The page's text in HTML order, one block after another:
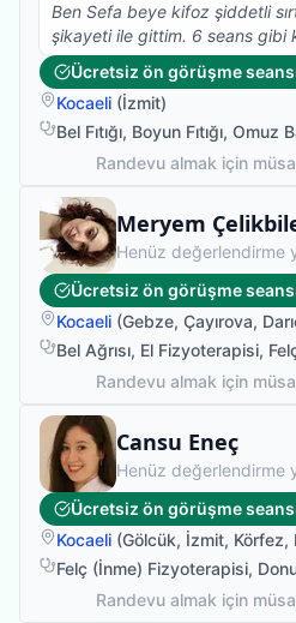
Ben Sefa beye kifoz şiddetli
şikayeti ile gittim. 6 seans gibi
görülür iyileşmeler yaşadım.
anlatımı ile güven verdi. Sefa
ediyorum.
Ücretsiz ön görüşme
Kocaeli (İzmit)
Bel Fıtığı, Boyun Fıtığı, Omuz
Randevu almak için
Meryem
Fizyoterapist
Henüz değerlendirme
Ücretsiz ön görüşme
Kocaeli (Gebze, Çayırova,
Bel Ağrısı, El Fizyoterapisi,
Randevu almak için
Cansu Eneç
Fizyoterapist
Henüz değerlendirme
Ücretsiz ön görüşme
Kocaeli (Gölcük, İzmit, Körfez,
Felç (İnme) Fizyoterapisi,
Randevu almak için